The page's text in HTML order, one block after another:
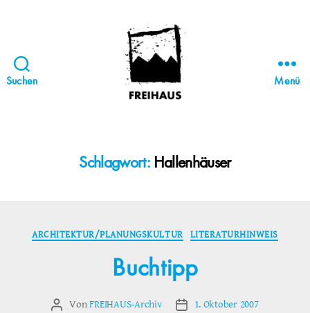
Suchen
STATTBAU
HAMBURG
Menü
Schlagwort: Hallenhäuser
Kategorien
ARCHITEKTUR/PLANUNGSKULTUR LITERATURHINWEIS
Buchtipp
Beitragsautor
VonFREIHAUS-Archiv Veröffentlichungsdatum
1. Oktober 2007